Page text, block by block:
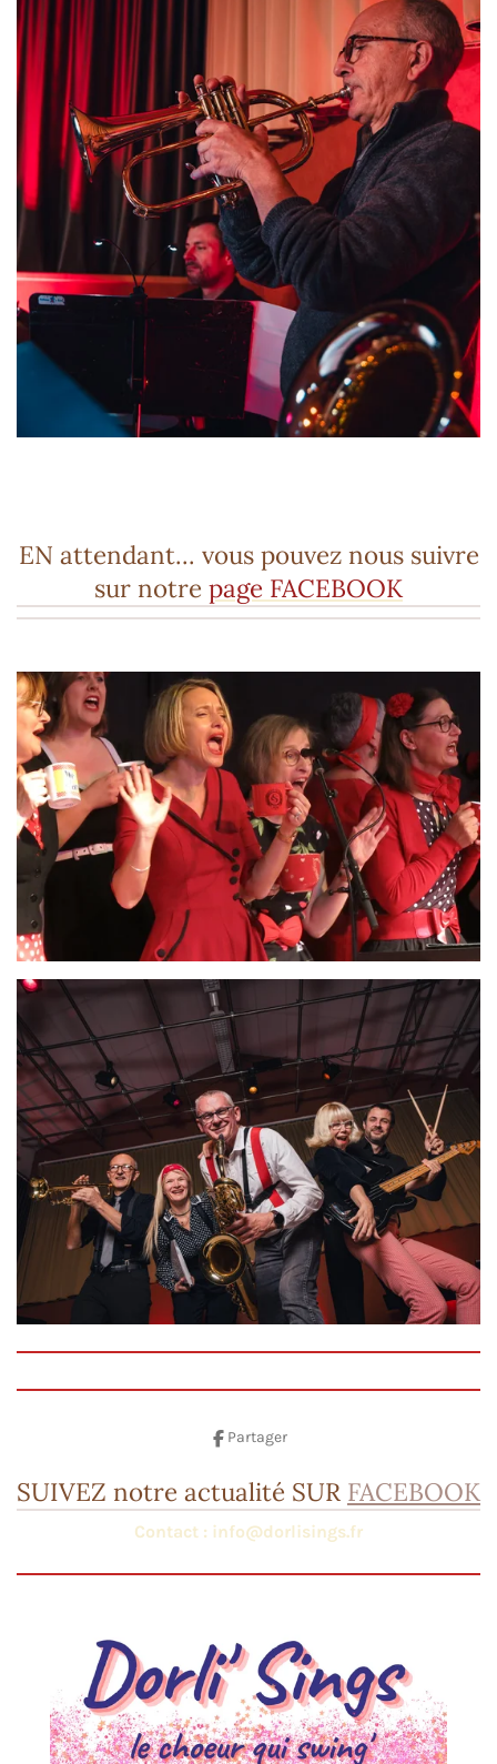
EN attendant... vous pouvez nous suivre
sur notre page FACEBOOK
Partager
SUIVEZ notre actualité SUR FACEBOOK
Contact : info@dorlisings.fr